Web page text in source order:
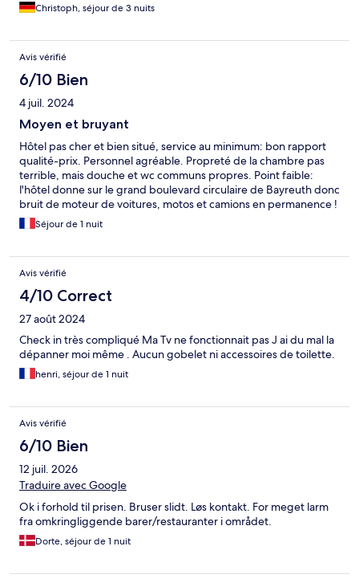
Christoph, séjour de 3 nuits
Avis vérifié
6/10 Bien
4 juil. 2024
Moyen et bruyant
Hôtel pas cher et bien situé, service au minimum: bon rapport
qualité-prix. Personnel agréable. Propreté de la chambre pas
terrible, mais douche et wc communs propres. Point faible:
l'hôtel donne sur le grand boulevard circulaire de Bayreuth donc
bruit de moteur de voitures, motos et camions en permanence !
Même fenêtre fermée, le bruit s'entend et gêne. Assez difficile
de dormir convenablement avec ce bruit.
Séjour de 1 nuit
Avis vérifié
4/10 Correct
27 août 2024
Check in très compliqué Ma Tv ne fonctionnait pas J ai du mal la
dépanner moi même . Aucun gobelet ni accessoires de toilette.
henri, séjour de 1 nuit
Avis vérifié
6/10 Bien
12 juil. 2026
Traduire avec Google
Ok i forhold til prisen. Bruser slidt. Løs kontakt. For meget larm
fra omkringliggende barer/restauranter i området.
Dorte, séjour de 1 nuit